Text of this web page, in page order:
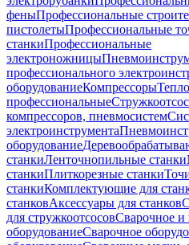
феныПрофессиональные
пистолетыПрофессиональные
станкиПрофессиональные
электроножницы
профессионального
оборудованиеКомпрессоры
профессиональные
компрессоров, пневмосистем
электроинструмента
оборудование
станкиЛенточнопильные станки
станкиПлиткорезные станки
станкиКомплектующие для
станковАксессуары для станков
для стружкоотсосовСварочное и
оборудованиеСварочное